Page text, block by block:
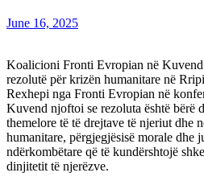
June 16, 2025
Koalicioni Fronti Evropian në
rezolutë për krizën humanitare në
Rexhepi nga Fronti Evropian në
Kuvend njoftoi se rezoluta është bërë
themelore të të drejtave të njeriut dhe
humanitare, përgjegjësisë morale dhe
ndërkombëtare që të kundërshtojë
dinjitetit të njerëzve.